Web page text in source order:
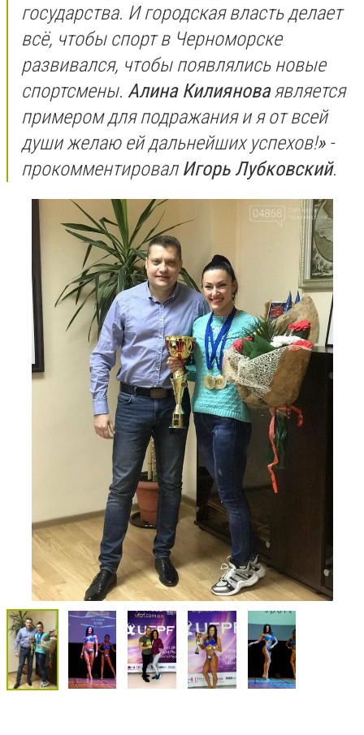
государства. И городская власть делает
всё, чтобы спорт в Черноморске
развивался, чтобы появлялись новые
спортсмены. Алина Килияноваявляется
примером для подражания и я от всей
души желаю ей дальнейших успехов!»-
прокомментировал Игорь Лубковский.